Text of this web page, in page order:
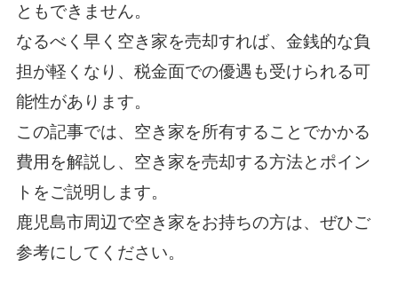
ともできません。
なるべく早く空き家を売却すれば、金銭的な負
担が軽くなり、税金面での優遇も受けられる可
能性があります。
この記事では、空き家を所有することでかかる
費用を解説し、空き家を売却する方法とポイン
トをご説明します。
鹿児島市周辺で空き家をお持ちの方は、ぜひご
参考にしてください。